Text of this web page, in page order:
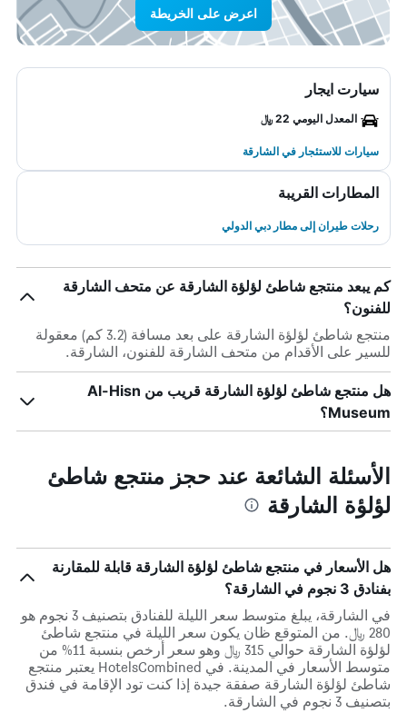
اعرض على الخريطة
سيارت ايجار
المعدل اليومي 22 ﷼
سيارات للاستئجار في الشارقة
المطارات القريبة
رحلات طيران إلى مطار دبي الدولي
كم يبعد منتجع شاطئ لؤلؤة الشارقة عن متحف الشارقة
للفنون؟
منتجع شاطئ لؤلؤة الشارقة على بعد مسافة (3.2 كم) معقولة
للسير على الأقدام من متحف الشارقة للفنون، الشارقة.
هل منتجع شاطئ لؤلؤة الشارقة قريب من Al-Hisn
Museum؟
الأسئلة الشائعة عند حجز منتجع شاطئ
لؤلؤة الشارقة
هل الأسعار في منتجع شاطئ لؤلؤة الشارقة قابلة للمقارنة
بفنادق 3 نجوم في الشارقة؟
في الشارقة، يبلغ متوسط ​​سعر الليلة للفنادق بتصنيف 3 نجوم هو
280 ﷼. من المتوقع ظان يكون سعر الليلة في منتجع شاطئ
لؤلؤة الشارقة حوالي 315 ﷼ وهو سعر أرخص بنسبة 11% من
متوسط الأسعار في المدينة. في HotelsCombined يعتبر منتجع
شاطئ لؤلؤة الشارقة صفقة جيدة إذا كنت تود الإقامة في فندق
بتصنيف 3 نجوم في الشارقة.